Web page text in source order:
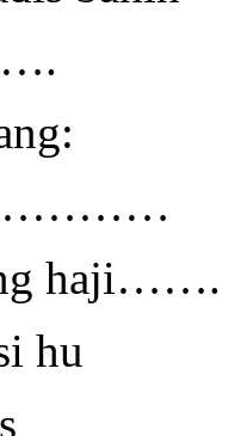
haji…….
hu